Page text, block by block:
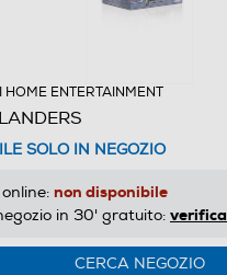
HOME ENTERTAINMENT
SOLO IN NEGOZIO
non disponibile
in 30' gratuito: verifica
CERCA NEGOZIO